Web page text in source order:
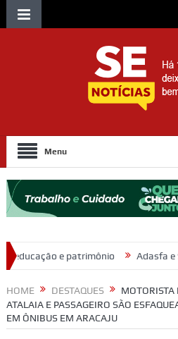
Menu
Adasfa e Shopping Jardins
HOME DESTAQUES
MOTORISTA
ATALAIA E PASSAGEIRO SÃO
EM ÔNIBUS EM ARACAJU